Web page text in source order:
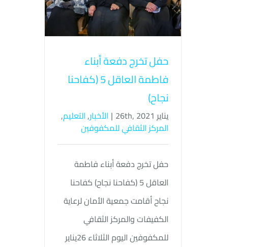
حفل تخرج دفعة أبناء
فاطمة العاقل 5 (كفاحنا
نجاح)
يناير 26th, 2021 | الأخبار,التعليم,
المركز الثقافي للمكفوفين
حفل تخرج دفعة أبناء فاطمة
العاقل 5 (كفاحنا نجاح) كفاحنا
نجاح أقامت جمعية الأمان لرعاية
الكفيفات والمركز الثقافي
للمكفوفين اليوم الثلاثاء 26يناير